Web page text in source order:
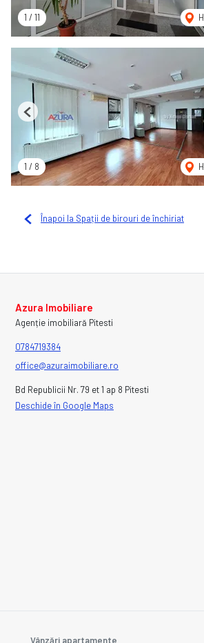
1 / 11
1 / 8
Previous
Înapoi la Spații de birouri de închiriat
Azura Imobiliare
Agenție imobiliară Pitesti
0784719384
office@azuraimobiliare.ro
Bd Republicii Nr. 79 et 1 ap 8 Pitesti
Deschide în Google Maps
Vânzări apartamente